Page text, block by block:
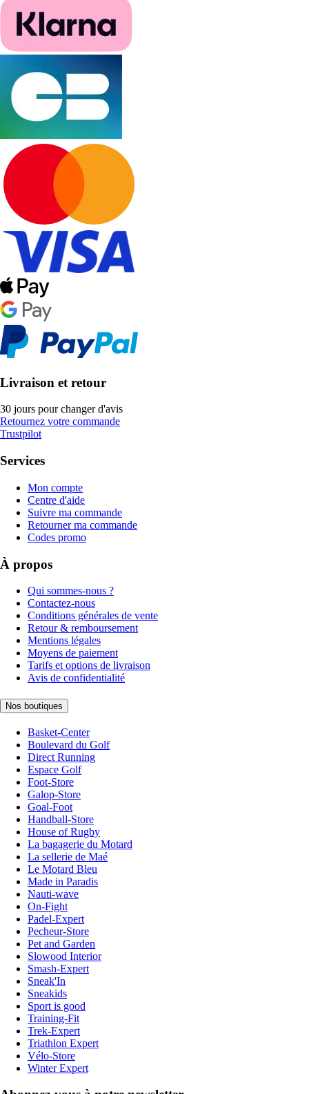
Livraison et retour
30 jours pour changer d'avis
Retournez votre commande
Trustpilot
Services
Mon compte
Centre d'aide
Suivre ma commande
Retourner ma commande
Codes promo
À propos
Qui sommes-nous ?
Contactez-nous
Conditions générales de vente
Retour & remboursement
Mentions légales
Moyens de paiement
Tarifs et options de livraison
Avis de confidentialité
Nos boutiques
Basket-Center
Boulevard du Golf
Direct Running
Espace Golf
Foot-Store
Galop-Store
Goal-Foot
Handball-Store
House of Rugby
La bagagerie du Motard
La sellerie de Maé
Le Motard Bleu
Made in Paradis
Nauti-wave
On-Fight
Padel-Expert
Pecheur-Store
Pet and Garden
Slowood Interior
Smash-Expert
Sneak'In
Sneakids
Sport is good
Training-Fit
Trek-Expert
Triathlon Expert
Vélo-Store
Winter Expert